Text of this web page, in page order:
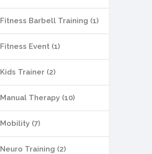
Fitness Barbell Training (1)
Fitness Event (1)
Kids Trainer (2)
Manual Therapy (10)
Mobility (7)
Neuro Training (2)